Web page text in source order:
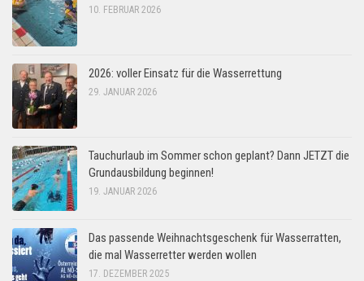
10. FEBRUAR 2026
2026: voller Einsatz für die Wasserrettung
29. JANUAR 2026
Tauchurlaub im Sommer schon geplant? Dann JETZT die
Grundausbildung beginnen!
19. JANUAR 2026
Das passende Weihnachtsgeschenk für Wasserratten,
die mal Wasserretter werden wollen
17. DEZEMBER 2025